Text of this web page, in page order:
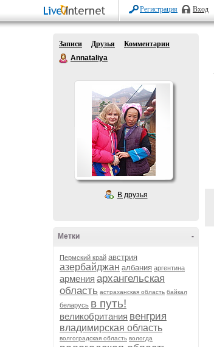
Регистрация Вход
Записи Друзья
Комментарии
Annataliya
В друзья
-
Метки
Пермский край австрия
азербайджан албания аргентина
армения архангельская
область астраханская область байкал
беларусь в путь!
великобритания венгрия
владимирская область
волгоградская область вологда